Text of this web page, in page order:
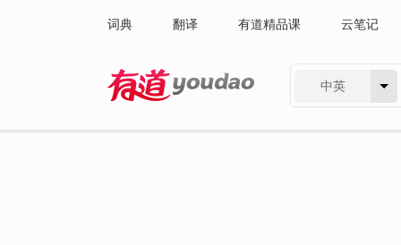
词典 翻译 有道精品课 云笔记
中英